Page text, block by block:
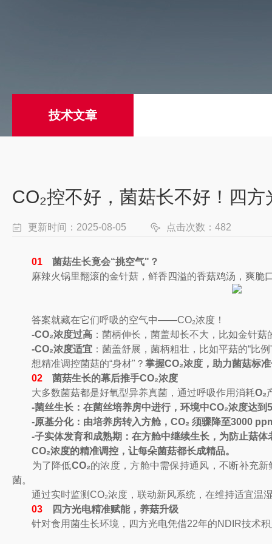
技术文章
CO₂控不好，菌菇长不好！四
更新时间：2025-08-05 点击次数：482
01
菌菇生长竟会“挑空气"？
麻辣火锅里翻滚的金针菇，鲜香四溢的香菇鸡汤，爽脆
答案就藏在它们呼吸的空气中——CO₂浓度！
-CO₂浓度过高 ：菌柄伸长，菌盖却长不大，比如金针菇
-CO₂浓度适宜 ：菌盖舒展，菌柄粗壮，比如平菇的“比
想精准调控菌菇的“身材"？ 掌握CO₂浓度，助力菌菇标
02
菌菇生长的幕后推手CO₂浓度
大多数菌菇都是好氧型异养真菌，通过呼吸作用消耗O₂
-菌丝生长 ：在菌丝培养房中进行，环境中CO₂浓度达
-原基分化：由培养房转入方舱，CO₂ 须骤降至3000
-子实体发育和成熟期：在方舱中继续生长，为防止菇体
CO₂浓度的精准调控 ，让每朵菌菇都长成精品。
为了降低CO₂的浓度，方舱中需保持通风，不断补充
菌。
通过实时监测CO₂浓度，联动新风系统，在维持适宜温
03
四方光电精准赋能，养菇升级
针对食用菌生长环境，四方光电凭借22年的NDIR技术积